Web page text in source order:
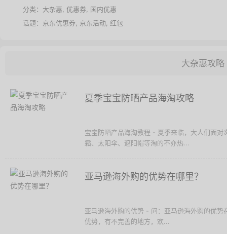
分类： 大杂惠 优惠券 国内优惠
话题： 京东优惠券 京东活动 红包
大杂惠攻略
夏季宝宝防晒产品海淘攻略
宝宝防晒产品海淘教程 - 夏季来临，大人们面
霜、太阳伞、遮阳帽等淘的不亦热...
亚马逊海外购的优势在哪里？
亚马逊海外购的优势 - 问：亚马逊海外购的优
优势，有不完善的地方，欢...